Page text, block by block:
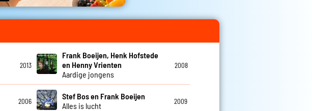
2013
Frank Boeijen, Henk Hofstede
en Henny Vrienten
Aardige jongens
2008
2006
Stef Bos en Frank Boeijen
Alles is lucht
2009